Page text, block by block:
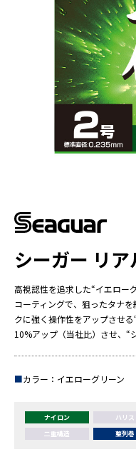
シーガー リ
高視認性を追求した“イエロー
コーティングで、狙ったタナ
クに強く操作性をアップさせ
10%アップ（当社比）させ、“
■カラー：イエローグリーン
ナイロン ハリス
二重構造
整列巻